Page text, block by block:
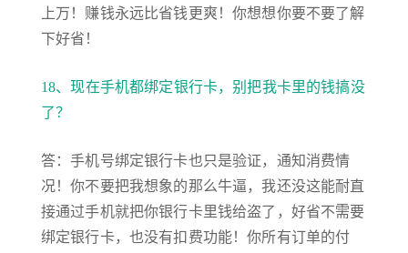
上万！赚钱永远比省钱更爽！你想想你要不要了解
下好省！
18、现在手机都绑定银行卡，别把我卡里的钱搞没
了？
答：手机号绑定银行卡也只是验证，通知消费情
况！你不要把我想象的那么牛逼，我还没这能耐直
接通过手机就把你银行卡里钱给盗了，好省不需要
绑定银行卡，也没有扣费功能！你所有订单的付